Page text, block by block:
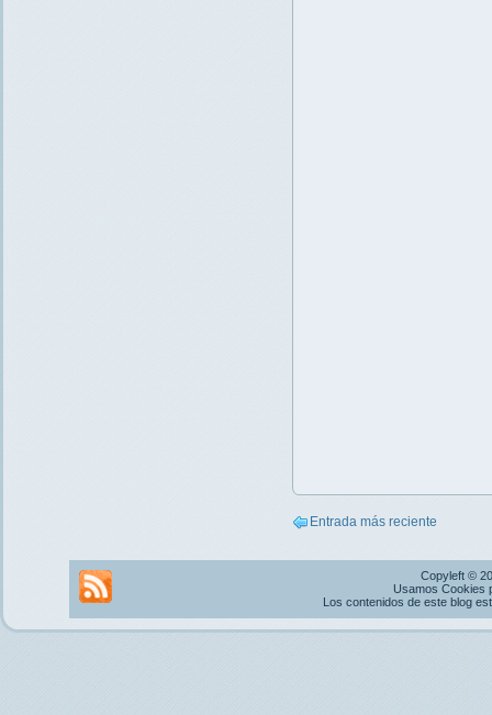
Entrada más reciente
Copyleft ©
Usamos Cookies
Los contenidos de este blog